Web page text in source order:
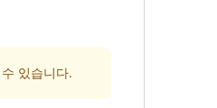
있습니다.